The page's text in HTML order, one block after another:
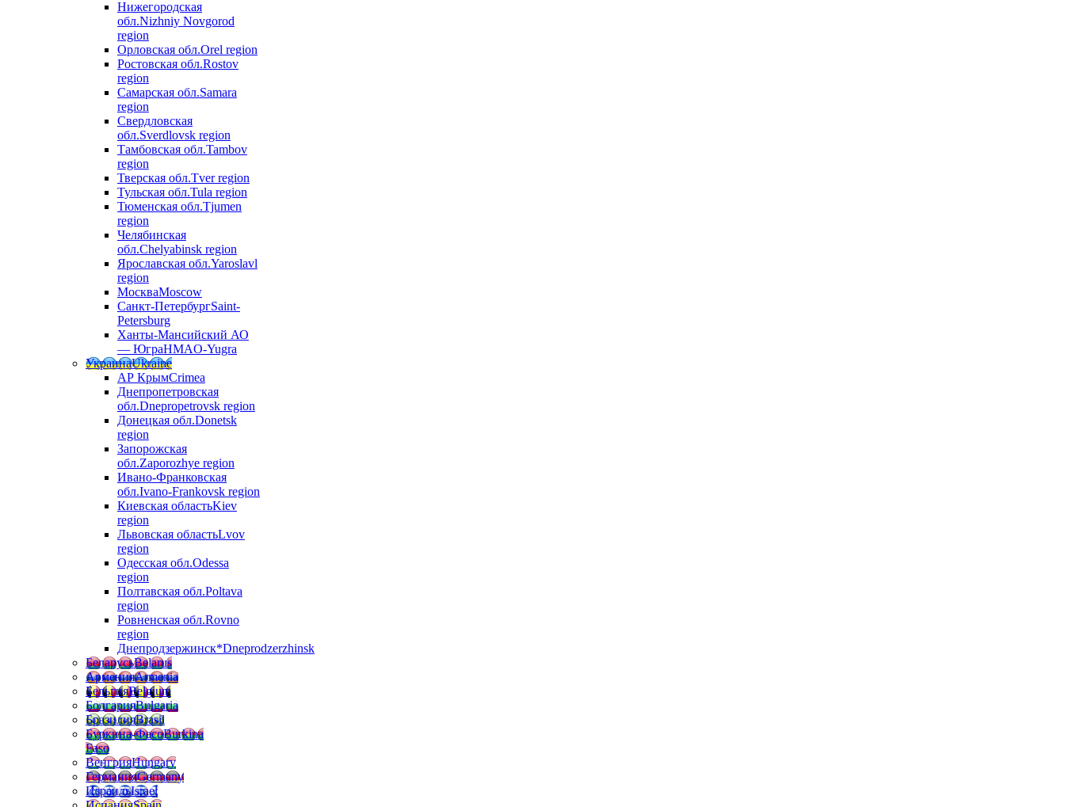
Нижегородская
обл.Nizhniy Novgorod
region
Орловская обл.Orel region
Ростовская обл.Rostov
region
Самарская обл.Samara
region
Свердловская
обл.Sverdlovsk region
Тамбовская обл.Tambov
region
Тверская обл.Tver region
Тульская обл.Tula region
Тюменская обл.Tjumen
region
Челябинская
обл.Chelyabinsk region
Ярославская обл.Yaroslavl
region
МоскваMoscow
Санкт-ПетербургSaint-
Petersburg
Ханты-Мансийский АО
— ЮграHMAO-Yugra
УкраинаUkraine
АР КрымCrimea
Днепропетровская
обл.Dnepropetrovsk region
Донецкая обл.Donetsk
region
Запорожская
обл.Zaporozhye region
Ивано-Франковская
обл.Ivano-Frankovsk region
Киевская областьKiev
region
Львовская областьLvov
region
Одесская обл.Odessa
region
Полтавская обл.Poltava
region
Ровненская обл.Rovno
region
Днепродзержинск*Dneprodzerzhinsk
БеларусьBelarus
АрменияArmenia
БельгияBelgium
БолгарияBulgaria
БразилияBrasil
Буркина-ФасоBurkina
Faso
ВенгрияHungary
ГерманияGermany
ИзраильIsrael